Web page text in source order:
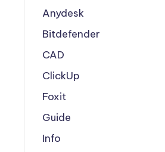
Anydesk
Bitdefender
CAD
ClickUp
Foxit
Guide
Info